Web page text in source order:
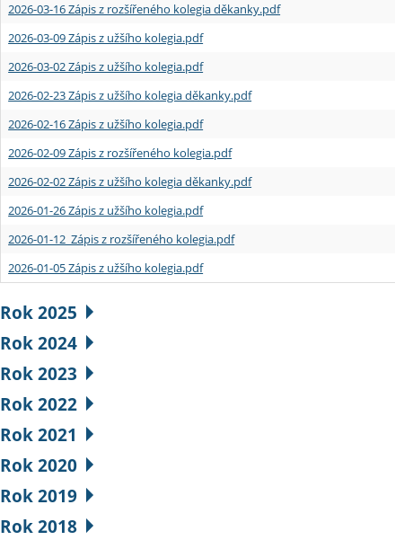
2026-03-16 Zápis z rozšířeného kolegia děkanky.pdf
2026-03-09 Zápis z užšího kolegia.pdf
2026-03-02 Zápis z užšího kolegia.pdf
2026-02-23 Zápis z užšího kolegia děkanky.pdf
2026-02-16 Zápis z užšího kolegia.pdf
2026-02-09 Zápis z rozšířeného kolegia.pdf
2026-02-02 Zápis z užšího kolegia děkanky.pdf
2026-01-26 Zápis z užšího kolegia.pdf
2026-01-12 Zápis z rozšířeného kolegia.pdf
2026-01-05 Zápis z užšího kolegia.pdf
Rok 2025
Rok 2024
Rok 2023
Rok 2022
Rok 2021
Rok 2020
Rok 2019
Rok 2018